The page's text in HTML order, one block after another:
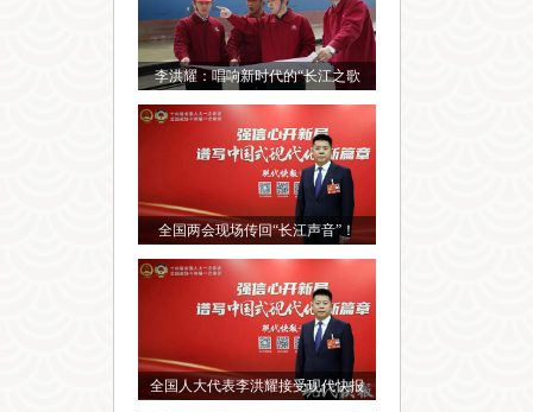
李洪耀：唱响新时代的“长江之歌
全国两会现场传回“长江声音”！
全国人大代表李洪耀接受现代快报